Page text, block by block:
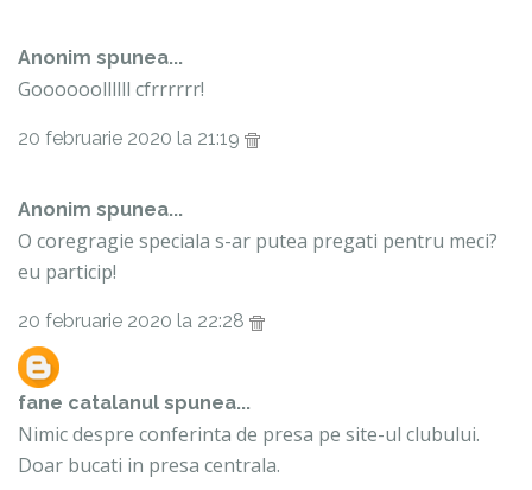
Anonim spunea...
Goooooollllll cfrrrrrr!
20 februarie 2020 la 21:19
Anonim spunea...
O coregragie speciala s-ar putea pregati pentru meci?
eu particip!
20 februarie 2020 la 22:28
fane catalanul spunea...
Nimic despre conferinta de presa pe site-ul clubului.
Doar bucati in presa centrala.